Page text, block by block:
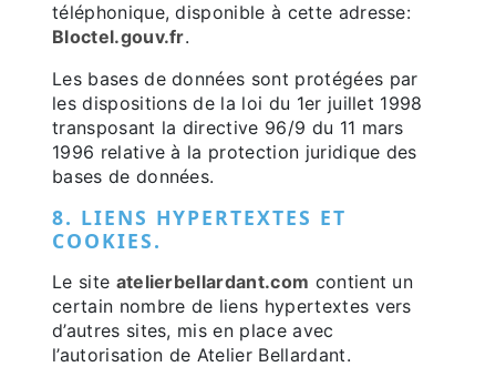
téléphonique, disponible à cette adresse:
Bloctel.gouv.fr.
Les bases de données sont protégées par
les dispositions de la loi du 1er juillet 1998
transposant la directive 96/9 du 11 mars
1996 relative à la protection juridique des
bases de données.
8. LIENS HYPERTEXTES ET
COOKIES.
Le site atelierbellardant.com contient un
certain nombre de liens hypertextes vers
d’autres sites, mis en place avec
l’autorisation de Atelier Bellardant.